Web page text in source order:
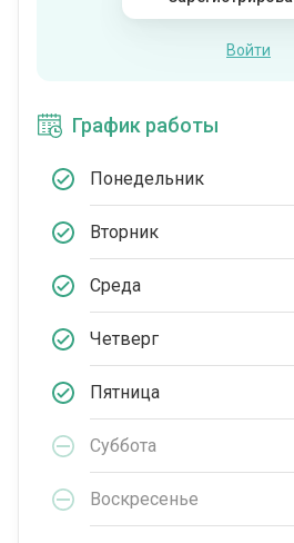
Войти
График работы
Понедельник
Вторник
Среда
Четверг
Пятница
Суббота
Воскресенье